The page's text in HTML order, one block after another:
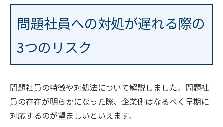
問題社員への対処が遅れる際の
3つのリスク
問題社員の特徴や対処法について解説しました。問題社
員の存在が明らかになった際、企業側はなるべく早期に
対応するのが望ましいといえます。